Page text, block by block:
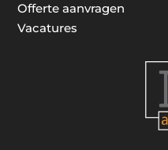
Offerte aanvragen
Vacatures